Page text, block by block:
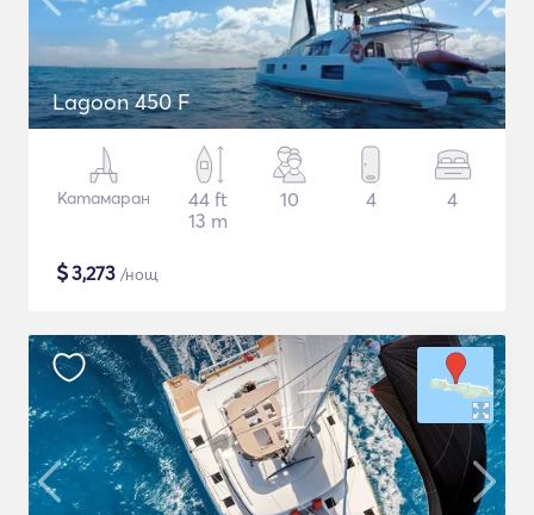
Lagoon 450 F
Катамаран
44 ft
13 m
10 4 4
$3,273 /нощ